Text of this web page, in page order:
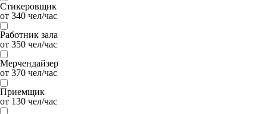
Стикеровщик
от 340 чел/час
Работник зала
от 350 чел/час
Мерчендайзер
от 370 чел/час
Приемщик
от 130 чел/час